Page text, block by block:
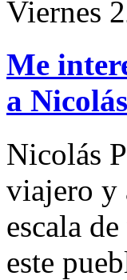
Viernes
Me
a
Nicolás
viajero y
escala
este